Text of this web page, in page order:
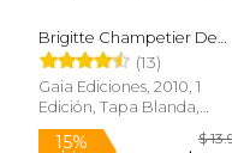
Brigitte Champetier De
Ribes
(13)
Gaia Ediciones, 2010, 1
Edición, Tapa Blanda,
Nuevo